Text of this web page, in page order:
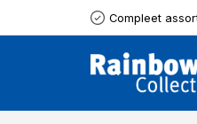
Compleet